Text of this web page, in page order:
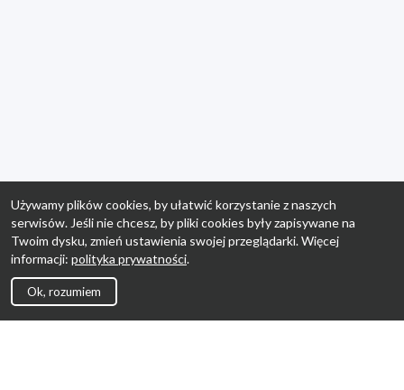
Używamy plików cookies, by ułatwić korzystanie z naszych
serwisów. Jeśli nie chcesz, by pliki cookies były zapisywane na
Twoim dysku, zmień ustawienia swojej przeglądarki. Więcej
informacji: polityka prywatności.
Ok, rozumiem